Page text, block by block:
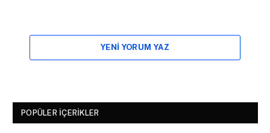
YENI YORUM YAZ
POPÜLER İÇERIKLER